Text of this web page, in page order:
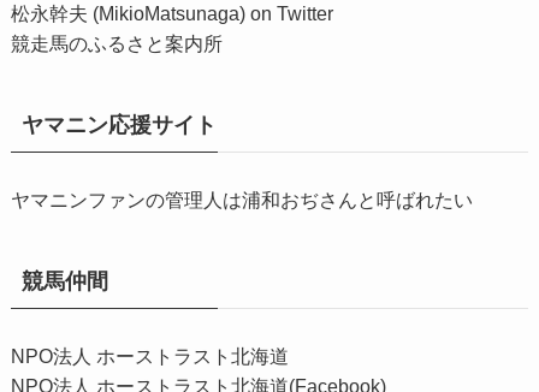
松永幹夫 (MikioMatsunaga) on Twitter
競走馬のふるさと案内所
ヤマニン応援サイト
ヤマニンファンの管理人は浦和おぢさんと呼ばれたい
競馬仲間
NPO法人 ホーストラスト北海道
NPO法人 ホーストラスト北海道(Facebook)